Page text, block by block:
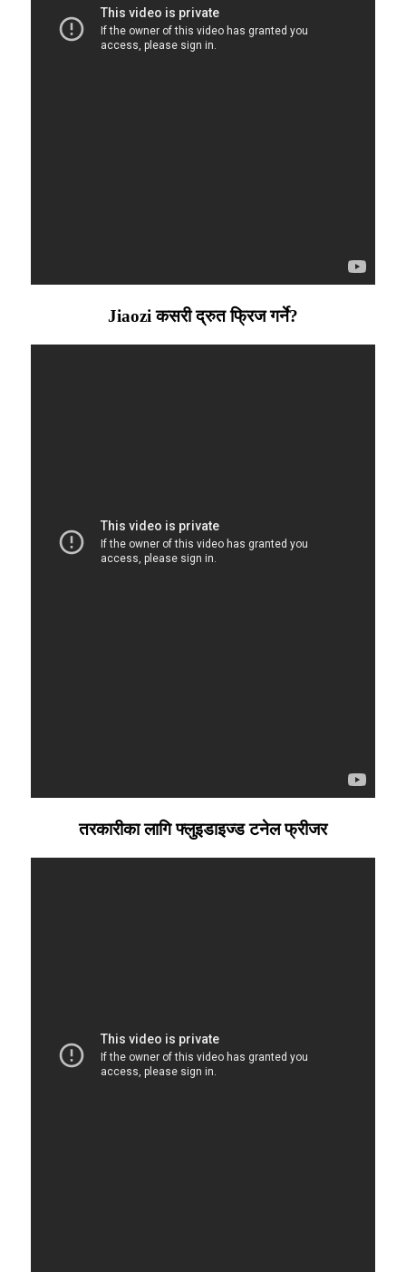
Jiaozi कसरी द्रुत फ्रिज गर्ने?
तरकारीका लागि फ्लुइडाइज्ड टनेल फ्रीजर